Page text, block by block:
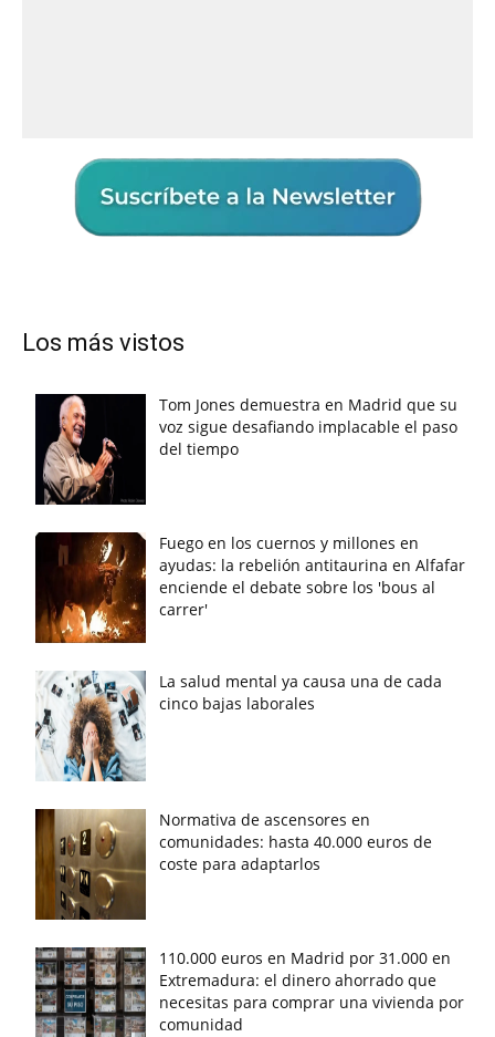
Los más vistos
Tom Jones demuestra en Madrid que su
voz sigue desafiando implacable el paso
del tiempo
Fuego en los cuernos y millones en
ayudas: la rebelión antitaurina en Alfafar
enciende el debate sobre los 'bous al
carrer'
La salud mental ya causa una de cada
cinco bajas laborales
Normativa de ascensores en
comunidades: hasta 40.000 euros de
coste para adaptarlos
110.000 euros en Madrid por 31.000 en
Extremadura: el dinero ahorrado que
necesitas para comprar una vivienda por
comunidad